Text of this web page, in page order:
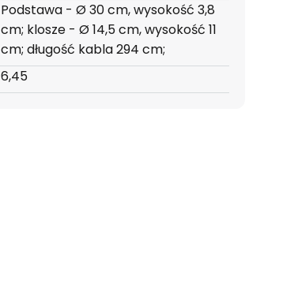
Podstawa - Ø 30 cm, wysokość 3,8
cm; klosze - Ø 14,5 cm, wysokość 11
cm; długość kabla 294 cm;
6,45